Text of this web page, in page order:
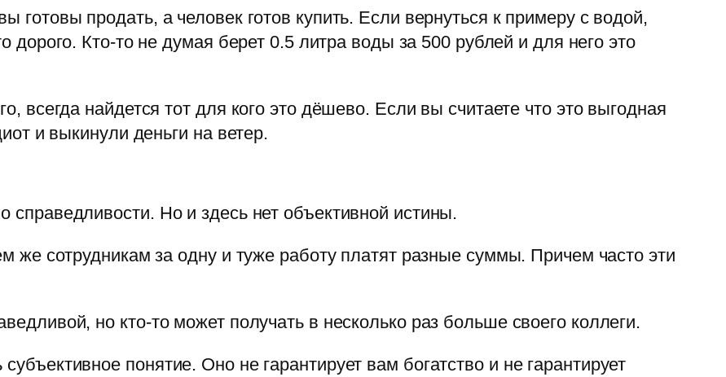
готовы продать, а человек готов купить. Если вернуться к примеру с водой,
дорого. Кто-то не думая берет 0.5 литра воды за 500 рублей и для него это
всегда найдется тот для кого это дёшево. Если вы считаете что это выгодная
и выкинули деньги на ветер.
справедливости. Но и здесь нет объективной истины.
же сотрудникам за одну и туже работу платят разные суммы. Причем часто эти
но кто-то может получать в несколько раз больше своего коллеги.
понятие. Оно не гарантирует вам богатство и не гарантирует